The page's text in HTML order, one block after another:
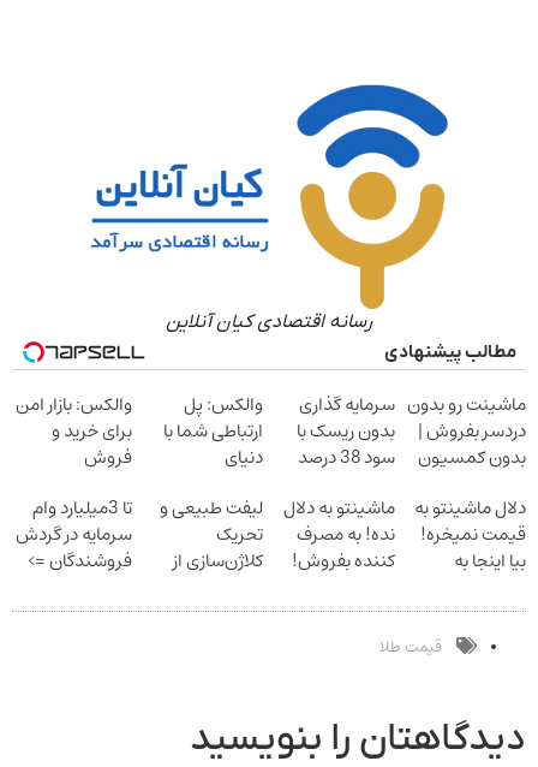
رسانه اقتصادی کیان آنلاین
مطالب پیشنهادی
ماشینت رو بدون
دردسر بفروش |
بدون کمسیون
سرمایه گذاری
بدون ریسک با
سود 38 درصد
والکس: پل
ارتباطی شما با
دنیای
دیجیتال
والکس: بازار امن
برای خرید و
فروش
دیجیتال
دلال ماشینتو به
قیمت نمیخره!
بیا اینجا به
بفروش*فقط
خریدار واقعی*
ماشینتو به دلال
نده! به مصرف
کننده بفروش!
یک تماس
لیفت طبیعی و
تحریک
کلاژن‌سازی از
24ماه ماندگاری
تا 3میلیارد وام
سرمایه در گردش
فروشندگان =>
ثبت کن
قیمت طلا
دیدگاهتان را بنویسید